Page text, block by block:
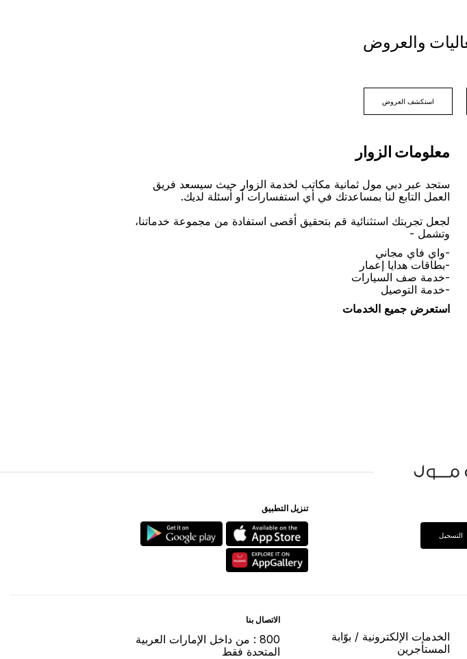
ﻭاﻟﻌﺮﻭﺽ
اﺳﺘﻜﺸﻒ اﻟﻌﺮﻭﺽ
ﻣﻌﻠﻮﻣﺎﺕ اﻟﺰﻭاﺭ
ﺳﺘﺠﺪ ﻋﺒﺮ ﺩﺑﻲ ﻣﻮﻝ ﺛﻤﺎﻧﻴﺔ ﻣﻜﺎﺗﺐ ﻟﺨﺪﻣﺔ اﻟﺰﻭاﺭ ﺣﻴﺚ ﺳﻴﺴﻌﺪ ﻓﺮﻳﻖ
اﻟﻌﻤﻞ اﻟﺘﺎﺑﻊ ﻟﻨﺎ ﺑﻤﺴﺎﻋﺪﺗﻚ ﻓﻲ ﺃﻱ اﺳﺘﻔﺴﺎﺭاﺕ ﺃﻭ ﺃﺳﺌﻠﺔ ﻟﺪﻳﻚ.
ﻟﺠﻌﻞ ﺗﺠﺮﺑﺘﻚ اﺳﺘﺜﻨﺎﺋﻴﺔ ﻗﻢ ﺑﺘﺤﻘﻴﻖ ﺃﻗﺼﻰ اﺳﺘﻔﺎﺩﺓ ﻣﻦ ﻣﺠﻤﻮﻋﺔ ﺧﺪﻣﺎﺗﻨﺎ،
ﻭﺗﺸﻤﻞ -
-ﻭاﻱ ﻓﺎﻱ ﻣﺠﺎﻧﻲ
-ﺑﻄﺎﻗﺎﺕ ﻫﺪاﻳﺎ ﺇﻋﻤﺎﺭ
-ﺧﺪﻣﺔ ﺻﻒ اﻟﺴﻴﺎﺭاﺕ
-ﺧﺪﻣﺔ اﻟﺘﻮﺻﻴﻞ
اﺳﺘﻌﺮﺽ ﺟﻤﻴﻊ اﻟﺨﺪﻣﺎﺕ
اﻟﺘﺴﺠﻴﻞ
ﺗﻨﺰﻳﻞ اﻟﺘﻄﺒﻴﻖ
اﻟﺨﺪﻣﺎﺕ اﻹﻟﻜﺘﺮﻭﻧﻴﺔ / ﺑﻮّاﺑﺔ
اﻟﻤﺴﺘﺄﺟﺮﻳﻦ
اﻻﺗﺼﺎﻝ ﺑﻨﺎ
800 : ﻣﻦ ﺩاﺧﻞ اﻹﻣﺎﺭاﺕ اﻟﻌﺮﺑﻴﺔ
اﻟﻤﺘﺤﺪﺓ ﻓﻘﻂ